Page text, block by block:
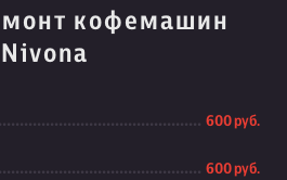
кофемашин
Nivona
600 руб.
600 руб.